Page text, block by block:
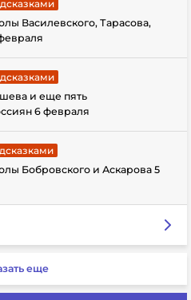
Василевского, Тарасова,
и еще пять
6 февраля
Бобровского и Аскарова 5
еще